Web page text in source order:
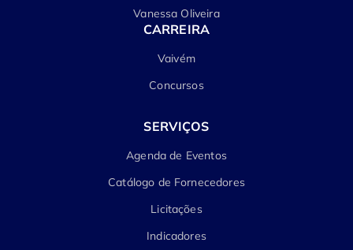
Vanessa Oliveira
CARREIRA
Vaivém
Concursos
SERVIÇOS
Agenda de Eventos
Catálogo de Fornecedores
Licitações
Indicadores